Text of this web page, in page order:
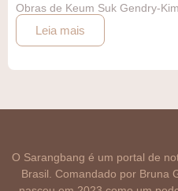
Obras de Keum Suk Gendry-
Leia mais
O Sarangbang é um portal de
Brasil. Comandado por Bruna